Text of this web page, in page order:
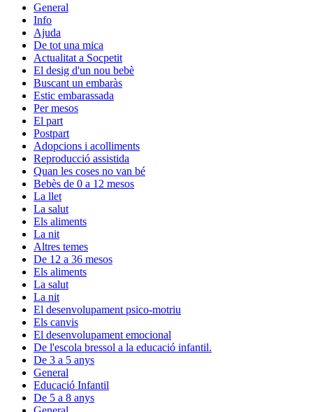
General
Info
Ajuda
De tot una mica
Actualitat a Socpetit
El desig d'un nou bebè
Buscant un embaràs
Estic embarassada
Per mesos
El part
Postpart
Adopcions i acolliments
Reproducció assistida
Quan les coses no van bé
Bebès de 0 a 12 mesos
La llet
La salut
Els aliments
La nit
Altres temes
De 12 a 36 mesos
Els aliments
La salut
La nit
El desenvolupament psico-motriu
Els canvis
El desenvolupament emocional
De l'escola bressol a la educació infantil.
De 3 a 5 anys
General
Educació Infantil
De 5 a 8 anys